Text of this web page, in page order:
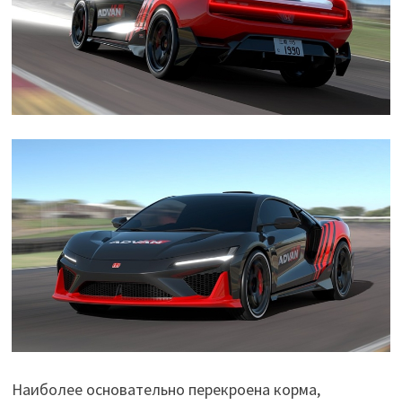
Наиболее основательно перекроена корма,